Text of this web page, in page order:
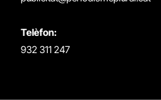
Telèfon:
932 311 247